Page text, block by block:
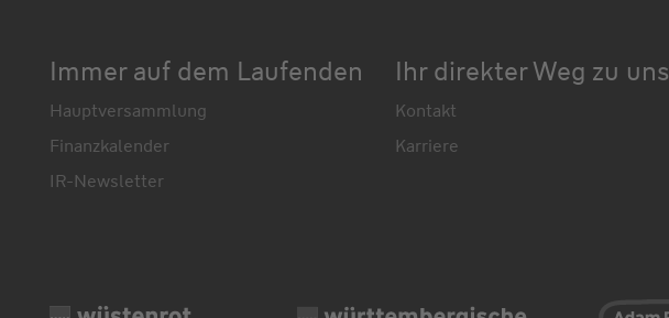
Immer auf dem Laufenden
Hauptversammlung
Finanzkalender
IR-Newsletter
Ihr direkter Weg zu uns
Kontakt
Karriere